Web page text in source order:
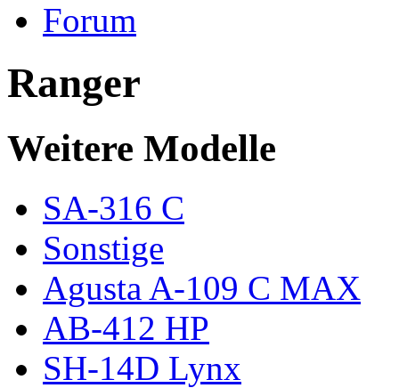
Forum
Ranger
Weitere Modelle
SA-316 C
Sonstige
Agusta A-109 C MAX
AB-412 HP
SH-14D Lynx